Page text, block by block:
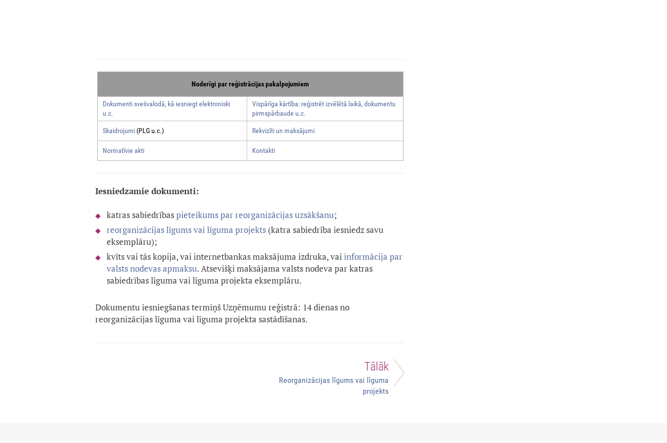
Noderīgi par reģistrācijas pakalpojumiem
Dokumenti svešvalodā, kā iesniegt elektroniski
u.c.
Vispārīga kārtība: reģistrēt izvēlētā laikā, dokumentu
pirmspārbaude u.c.
Skaidrojumi(PLG u.c.) Rekvizīti un maksājumi
Normatīvie akti Kontakti
Iesniedzamie dokumenti:
katras sabiedrībaspieteikums par reorganizācijas uzsākšanu;
reorganizācijas līgums vai līguma projekts (katra sabiedrība iesniedz savu
eksemplāru);
kvīts vai tās kopija, vai internetbankas maksājuma izdruka, vaiinformācija par
valsts nodevas apmaksu. Atsevišķi maksājama valsts nodeva par katras
sabiedrības līguma vai līguma projekta eksemplāru.
Dokumentu iesniegšanas termiņš Uzņēmumu reģistrā: 14 dienas no
reorganizācijas līguma vai līguma projekta sastādīšanas.
Tālāk
Reorganizācijas līgums vai līguma
projekts